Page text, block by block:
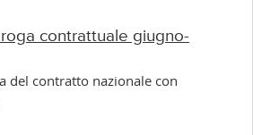
contrattuale giugno-
del contratto nazionale con